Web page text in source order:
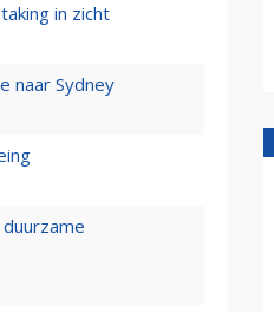
in zicht
naar Sydney